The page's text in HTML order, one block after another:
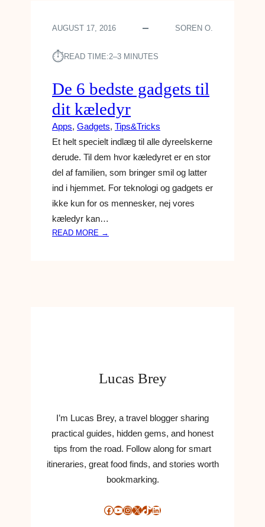
T
N
E
D
N
7
.
S
E
P
T
E
M
AUGUST 17, 2016 SOREN O.
⏱︎READ TIME:2–3 MINUTES
De 6 bedste gadgets til
dit kæledyr
Apps, Gadgets, Tips&Tricks
Et helt specielt indlæg til alle dyreelskerne
derude. Til dem hvor kæledyret er en stor
del af familien, som bringer smil og latter
ind i hjemmet. For teknologi og gadgets er
ikke kun for os mennesker, nej vores
kæledyr kan…
READ MORE →
A
E
S
T
L
I
Lucas Brey
I’m Lucas Brey, a travel blogger sharing
practical guides, hidden gems, and honest
tips from the road. Follow along for smart
itineraries, great food finds, and stories worth
bookmarking.
Facebook YouTube InstagramX TikTok LinkedIn